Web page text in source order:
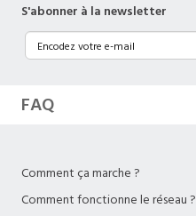
S'abonner à la newsletter
FAQ
Comment ça marche ?
Comment fonctionne le réseau ?